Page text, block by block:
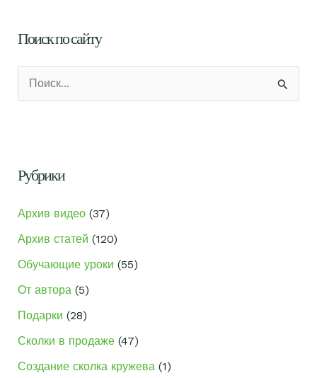
Поиск по сайту
о
Рубрики
Архив видео(37)
Архив статей (120)
Обучающие уроки (55)
От автора (5)
Подарки (28)
Сколки в продаже(47)
Создание сколка кружева (1)